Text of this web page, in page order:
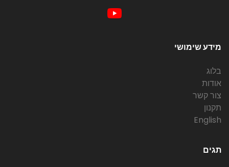
מידע שימושי
בלוג
אודות
צור קשר
תקנון
English
תגים